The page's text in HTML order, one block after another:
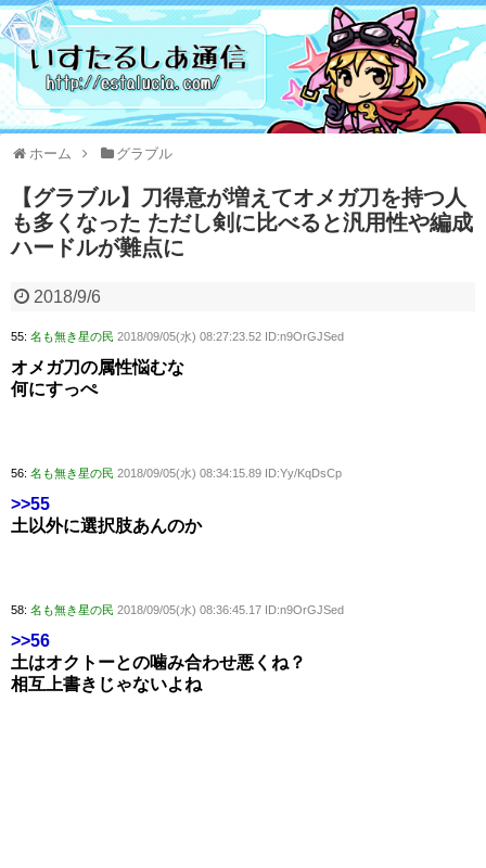
ホーム グラブル
【グラブル】刀得意が増えてオメガ刀を持つ人
も多くなった ただし剣に比べると汎用性や編成
ハードルが難点に
2018/9/6
55: 名も無き星の民 2018/09/05(水) 08:27:23.52 ID:n9OrGJSed
オメガ刀の属性悩むな
何にすっぺ
56: 名も無き星の民 2018/09/05(水) 08:34:15.89 ID:Yy/KqDsCp
>>55
土以外に選択肢あんのか
58: 名も無き星の民 2018/09/05(水) 08:36:45.17 ID:n9OrGJSed
>>56
土はオクトーとの噛み合わせ悪くね？
相互上書きじゃないよね